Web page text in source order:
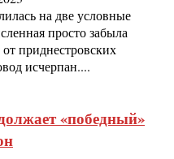
на две условные
просто забыла
приднестровских
исчерпан....
«победный»